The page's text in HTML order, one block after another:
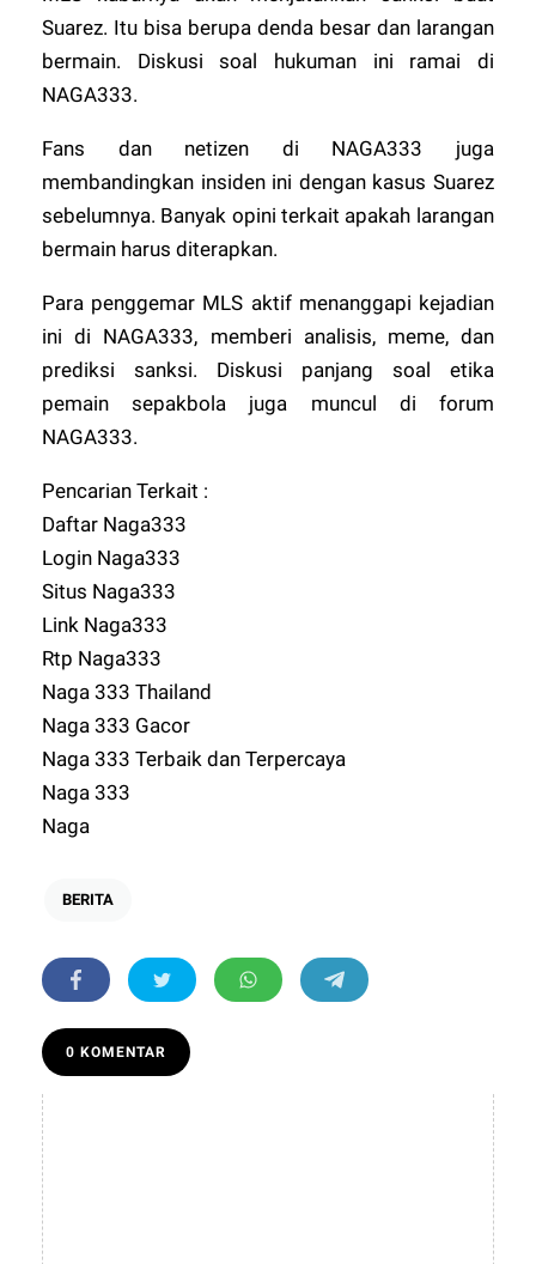
Suarez. Itu bisa berupa denda besar dan larangan
bermain. Diskusi soal hukuman ini ramai di
NAGA333.
Fans dan netizen di NAGA333 juga
membandingkan insiden ini dengan kasus Suarez
sebelumnya. Banyak opini terkait apakah larangan
bermain harus diterapkan.
Para penggemar MLS aktif menanggapi kejadian
ini di NAGA333, memberi analisis, meme, dan
prediksi sanksi. Diskusi panjang soal etika
pemain sepakbola juga muncul di forum
NAGA333.
Pencarian Terkait :
Daftar Naga333
Login Naga333
Situs Naga333
Link Naga333
Rtp Naga333
Naga 333 Thailand
Naga 333 Gacor
Naga 333 Terbaik dan Terpercaya
Naga 333
Naga
BERITA
0 KOMENTAR